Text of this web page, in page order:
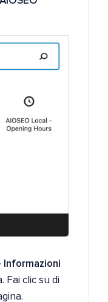
Informazioni
Fai clic su di